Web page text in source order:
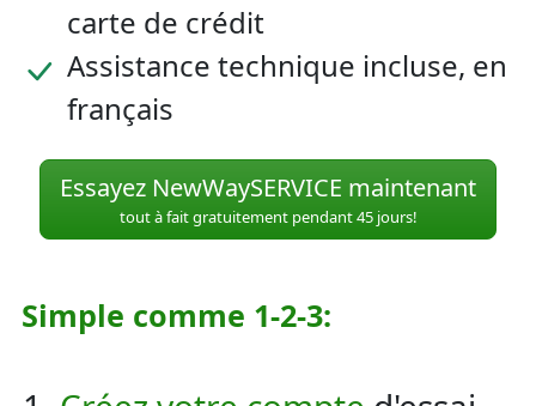
carte de crédit
Assistance technique incluse, en
français
Essayez NewWaySERVICE maintenant
tout à fait gratuitement pendant 45 jours!
Simple comme 1-2-3: